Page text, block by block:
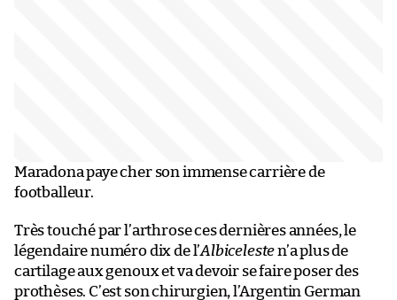
Maradona paye cher son immense carrière de
footballeur.
Très touché par l’arthrose ces dernières années, le
légendaire numéro dix de l’Albicelesten’a plus de
cartilage aux genoux et va devoir se faire poser des
prothèses. C’est son chirurgien, l’Argentin German